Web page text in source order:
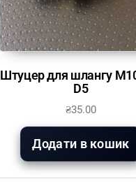
Штуцер для шлангу
D5
₴35.00
Додати в кошик